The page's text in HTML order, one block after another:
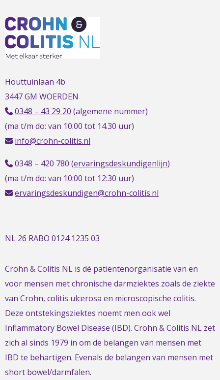
Houttuinlaan 4b
3447 GM WOERDEN
0348 – 43 29 20 (algemene nummer)
(ma t/m do: van 10.00 tot 14.30 uur)
info@crohn-colitis.nl
0348 – 420 780 (ervaringsdeskundigenlijn)
(ma t/m do: van 10:00 tot 12:30 uur)
ervaringsdeskundigen@crohn-colitis.nl
NL 26 RABO 0124 1235 03
Crohn & Colitis NL is dé patiëntenorganisatie van en
voor mensen met chronische darmziektes zoals de ziekte
van Crohn, colitis ulcerosa en microscopische colitis.
Deze ontstekingsziektes noemt men ook wel
Inflammatory Bowel Disease (IBD). Crohn & Colitis NL zet
zich al sinds 1979 in om de belangen van mensen met
IBD te behartigen. Evenals de belangen van mensen met
short bowel/darmfalen.